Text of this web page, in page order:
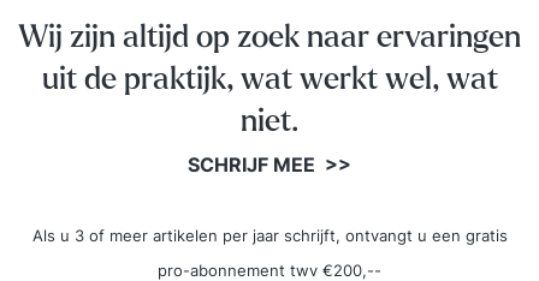
Wij zijn altijd op zoek naar ervaringen
uit de praktijk, wat werkt wel, wat
niet.
SCHRIJF MEE >>
Als u 3 of meer artikelen per jaar schrijft, ontvangt u een gratis
pro-abonnement twv €200,--